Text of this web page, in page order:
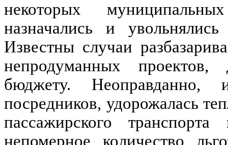
некоторых
назначались и
Известны случаи
непродуманных проектов,
бюджету. Неоправданно,
посредников, удорожалась
пассажирского транспорта
непомерное количество